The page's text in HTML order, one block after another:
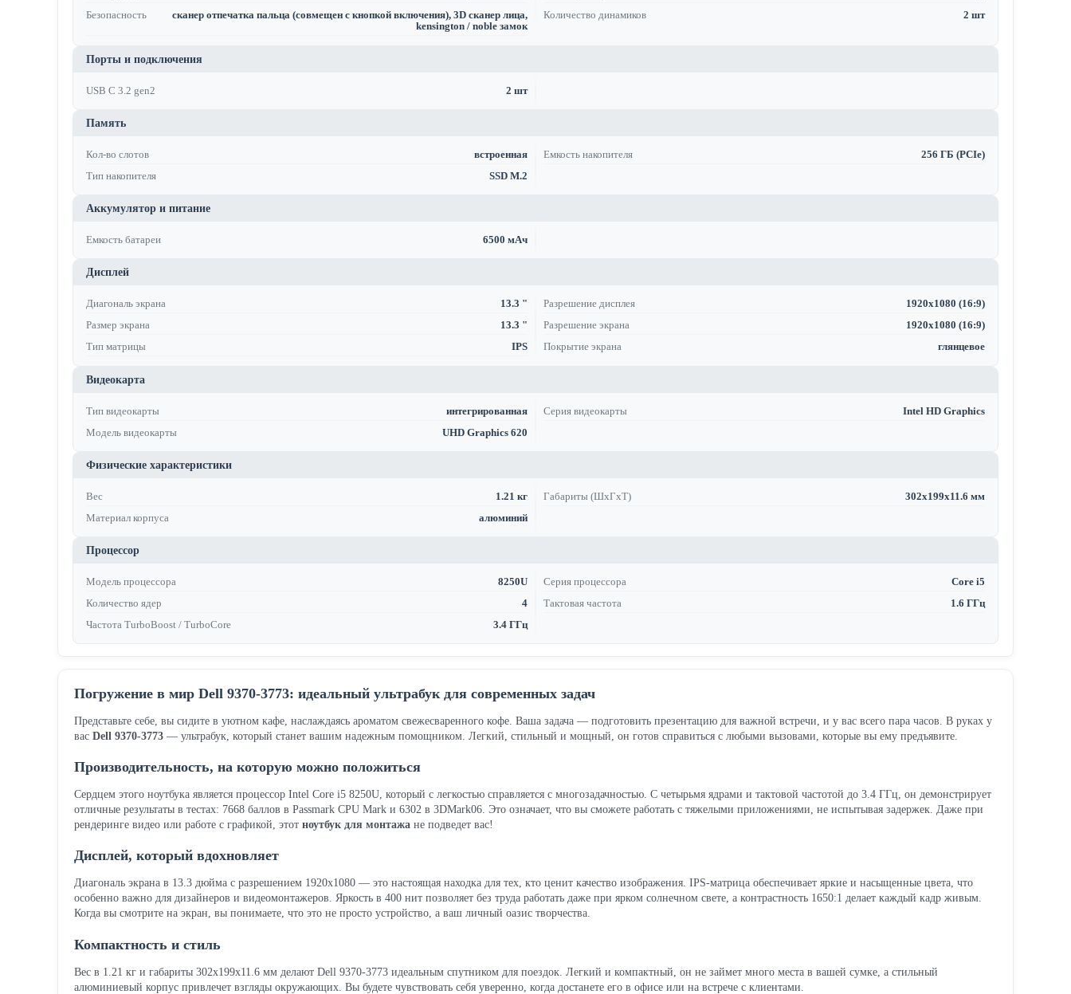
Безопасность
сканер отпечатка пальца (совмещен с кнопкой включения), 3D сканер лица,
kensington / noble замок
Количество динамиков 2 шт
Порты и подключения
USB C 3.2 gen2 2 шт
Память
Кол-во слотов встроенная Емкость накопителя
256 ГБ (PCIe)
Тип накопителя
SSD M.2
Аккумулятор и питание
Емкость батареи 6500 мАч
Дисплей
Диагональ экрана 13.3 " Разрешение дисплея
1920x1080 (16:9)
Размер экрана
13.3 " Разрешение экрана
1920x1080 (16:9)
Тип матрицы
IPS Покрытие экрана глянцевое
Видеокарта
Тип видеокарты интегрированная Серия видеокарты
Intel HD Graphics
Модель видеокарты
UHD Graphics 620
Физические характеристики
Вес 1.21 кг Габариты (ШхГхТ)
302x199x11.6 мм
Материал корпуса
алюминий
Процессор
Модель процессора 8250U Серия процессора
Core i5
Количество ядер
4 Тактовая частота
1.6 ГГц
Частота TurboBoost / TurboCore
3.4 ГГц
Погружение в мир Dell 9370-3773: идеальный ультрабук для современных задач
Представьте себе, вы сидите в уютном кафе, наслаждаясь ароматом свежесваренного кофе. Ваша задача — подготовить презентацию для важной встречи, и у вас всего пара часов. В руках у
вас Dell 9370-3773 — ультрабук, который станет вашим надежным помощником. Легкий, стильный и мощный, он готов справиться с любыми вызовами, которые вы ему предъявите.
Производительность, на которую можно положиться
Сердцем этого ноутбука является процессор Intel Core i5 8250U, который с легкостью справляется с многозадачностью. С четырьмя ядрами и тактовой частотой до 3.4 ГГц, он демонстрирует
отличные результаты в тестах: 7668 баллов в Passmark CPU Mark и 6302 в 3DMark06. Это означает, что вы сможете работать с тяжелыми приложениями, не испытывая задержек. Даже при
рендеринге видео или работе с графикой, этот ноутбук для монтажа не подведет вас!
Дисплей, который вдохновляет
Диагональ экрана в 13.3 дюйма с разрешением 1920x1080 — это настоящая находка для тех, кто ценит качество изображения. IPS-матрица обеспечивает яркие и насыщенные цвета, что
особенно важно для дизайнеров и видеомонтажеров. Яркость в 400 нит позволяет без труда работать даже при ярком солнечном свете, а контрастность 1650:1 делает каждый кадр живым.
Когда вы смотрите на экран, вы понимаете, что это не просто устройство, а ваш личный оазис творчества.
Компактность и стиль
Вес в 1.21 кг и габариты 302x199x11.6 мм делают Dell 9370-3773 идеальным спутником для поездок. Легкий и компактный, он не займет много места в вашей сумке, а стильный
алюминиевый корпус привлечет взгляды окружающих. Вы будете чувствовать себя уверенно, когда достанете его в офисе или на встрече с клиентами.